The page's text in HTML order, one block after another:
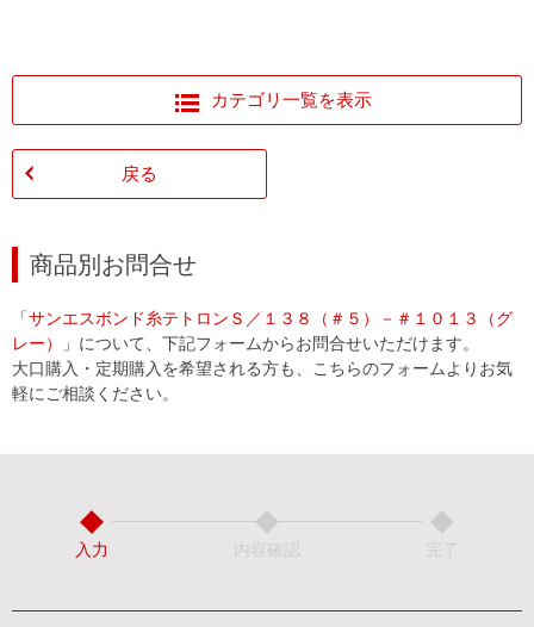
戻る
カテゴリ一覧を表示
商品別お問合せ
「サンエスボンド糸テトロンＳ／１３８（＃５）－＃１０１３（グ
レー）
」について、下記フォームからお問合せいただけます。
大口購入・定期購入を希望される方も、こちらのフォームよりお気
軽にご相談ください。
入力 内容確認 完了